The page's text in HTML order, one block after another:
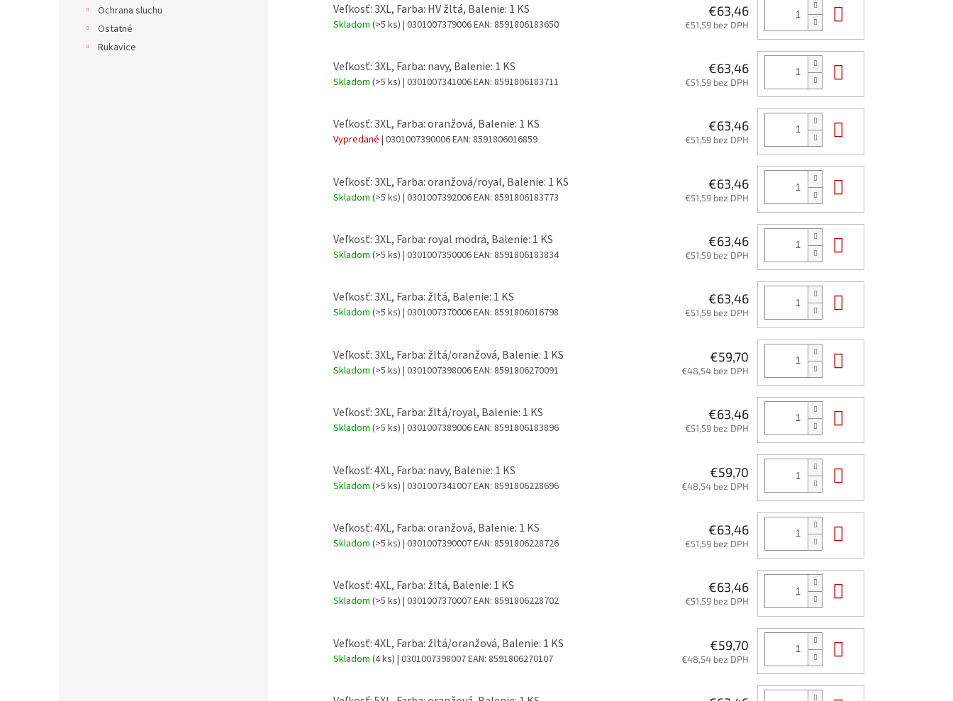
Ochrana sluchu
Ostatné
Rukavice
Veľkosť: 3XL, Farba: HV žltá, Balenie: 1 KS
Skladom (>5 ks) | 0301007379006EAN: 8591806183650
€63,46
€51,59 bez DPH
Veľkosť: 3XL, Farba: navy, Balenie: 1 KS
Skladom (>5 ks) | 0301007341006EAN: 8591806183711
€63,46
€51,59 bez DPH
Veľkosť: 3XL, Farba: oranžová, Balenie: 1 KS
Vypredané | 0301007390006EAN: 8591806016859
€63,46
€51,59 bez DPH
Veľkosť: 3XL, Farba: oranžová/royal, Balenie: 1 KS
Skladom (>5 ks) | 0301007392006EAN: 8591806183773
€63,46
€51,59 bez DPH
Veľkosť: 3XL, Farba: royal modrá, Balenie: 1 KS
Skladom (>5 ks) | 0301007350006EAN: 8591806183834
€63,46
€51,59 bez DPH
Veľkosť: 3XL, Farba: žltá, Balenie: 1 KS
Skladom (>5 ks) | 0301007370006EAN: 8591806016798
€63,46
€51,59 bez DPH
Veľkosť: 3XL, Farba: žltá/oranžová, Balenie: 1 KS
Skladom (>5 ks) | 0301007398006EAN: 8591806270091
€59,70
€48,54 bez DPH
Veľkosť: 3XL, Farba: žltá/royal, Balenie: 1 KS
Skladom (>5 ks) | 0301007389006EAN: 8591806183896
€63,46
€51,59 bez DPH
Veľkosť: 4XL, Farba: navy, Balenie: 1 KS
Skladom (>5 ks) | 0301007341007EAN: 8591806228696
€59,70
€48,54 bez DPH
Veľkosť: 4XL, Farba: oranžová, Balenie: 1 KS
Skladom (>5 ks) | 0301007390007EAN: 8591806228726
€63,46
€51,59 bez DPH
Veľkosť: 4XL, Farba: žltá, Balenie: 1 KS
Skladom (>5 ks) | 0301007370007EAN: 8591806228702
€63,46
€51,59 bez DPH
Veľkosť: 4XL, Farba: žltá/oranžová, Balenie: 1 KS
Skladom (4 ks) | 0301007398007EAN: 8591806270107
€59,70
€48,54 bez DPH